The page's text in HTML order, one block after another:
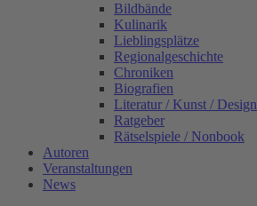
Bildbände
Kulinarik
Lieblingsplätze
Regionalgeschichte
Chroniken
Biografien
Literatur / Kunst / Design
Ratgeber
Rätselspiele / Nonbook
Autoren
Veranstaltungen
News